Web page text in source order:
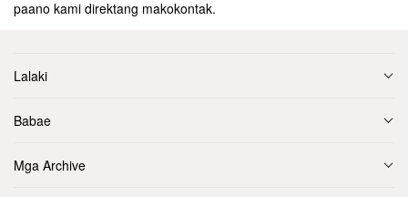
paano kami direktang makokontak.
Lalaki
Babae
Mga Archive